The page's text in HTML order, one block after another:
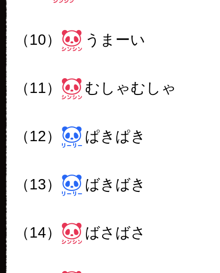
（10） うまーい
（11） むしゃむしゃ
（12） ぱきぱき
（13） ばきばき
（14） ばさばさ